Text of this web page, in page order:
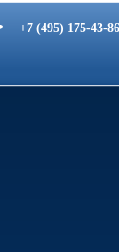
+7 (495) 175-43-